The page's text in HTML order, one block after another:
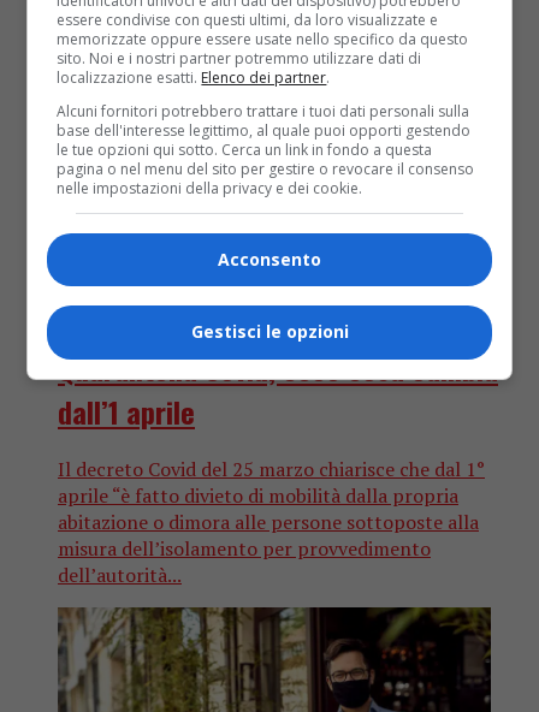
Attualità4 anni fa
Quarantena Covid, ecco cosa cambia
dall’1 aprile
Il decreto Covid del 25 marzo chiarisce che dal 1°
aprile “è fatto divieto di mobilità dalla propria
abitazione o dimora alle persone sottoposte alla
misura dell’isolamento per provvedimento
dell’autorità...
essere condivise con questi ultimi, da loro visualizzate e
memorizzate oppure essere usate nello specifico da questo
sito. Noi e i nostri partner potremmo utilizzare dati di
localizzazione esatti. Elenco dei partner.
Alcuni fornitori potrebbero trattare i tuoi dati personali sulla
base dell'interesse legittimo, al quale puoi opporti gestendo
le tue opzioni qui sotto. Cerca un link in fondo a questa
pagina o nel menu del sito per gestire o revocare il consenso
nelle impostazioni della privacy e dei cookie.
Acconsento
Gestisci le opzioni